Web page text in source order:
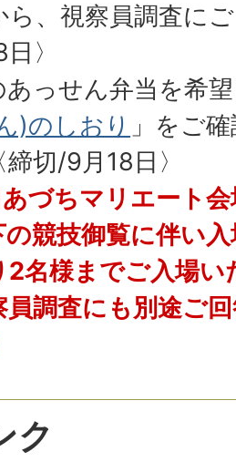
ら、視察員調査に
〉
あっせん弁当を希
)のしおり 」をご
切/9月18日〉
づちマリエート
競技御覧に伴い
2名様までご入場
員調査にも別途ご
ク